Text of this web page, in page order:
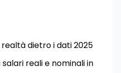
dietro i dati 2025
salari reali e nominali in